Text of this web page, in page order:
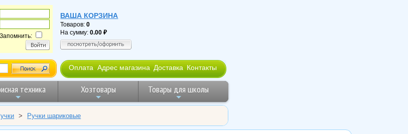
Запомнить:
ВАША КОРЗИНА
Товаров:0
На сумму:0.00
Оплата Адрес магазина Доставка Контакты
техника Хозтовары Товары для школы
> Ручки шариковые